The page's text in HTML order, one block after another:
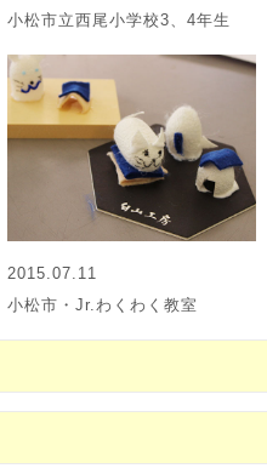
小松市立西尾小学校3、4年生
2015.07.11
小松市・Jr.わくわく教室